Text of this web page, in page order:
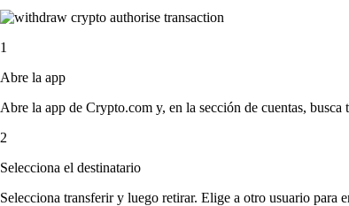
1
Abre la app
Abre la app de Crypto.com y, en la sección de cuentas,
2
Selecciona el destinatario
Selecciona transferir y luego retirar. Elige a otro usuario para